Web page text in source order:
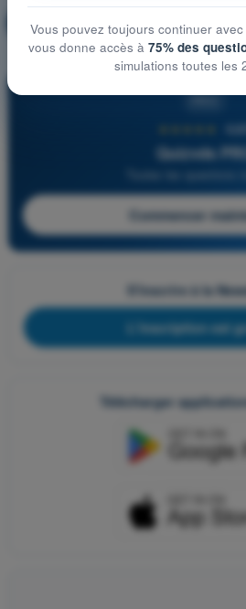
🔒 PRO Explication de
4,6/5
Quizvds
Commencer
S'inscrire à la
L'inscription est
Télécharger
Vous pouvez toujours continuer
vous donne accès à 75% des
simulations toutes les